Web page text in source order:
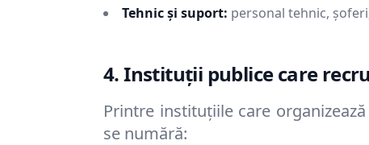
Tehnic și suport: personal tehnic,
4. Instituții publice care
Printre instituțiile care
se numără: